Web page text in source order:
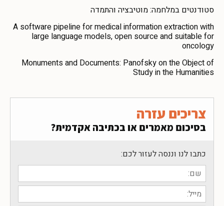
סטודנטים במלחמה: מוטיבציה והתמדה
A software pipeline for medical information extraction with
large language models, open source and suitable for
oncology
Monuments and Documents: Panofsky on the Object of
Study in the Humanities
צריכים עזרה
בסיכום מאמרים או בכתיבה אקדמית?
כתבו לנו וננסה לעזור לכם: